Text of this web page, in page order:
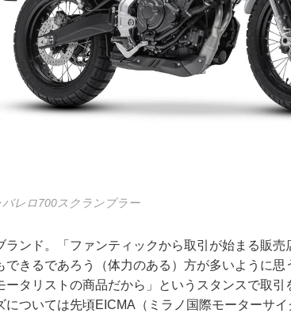
レロ700スクランブラー
ランド。「ファンティックから取引が始まる販
できるであろう（体力のある）方が多いように
ータリストの商品だから」というスタンスで取引
については先頃EICMA（ミラノ国際モーターサ